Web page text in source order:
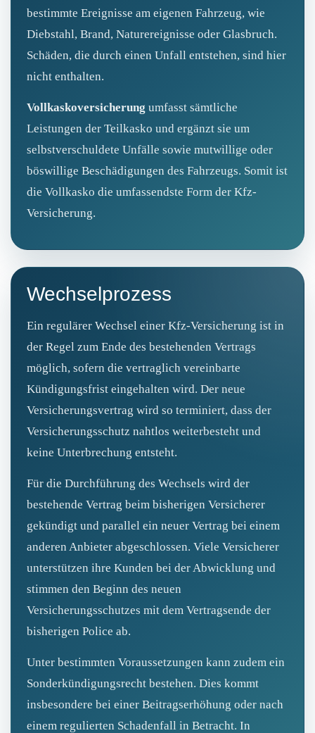
bestimmte Ereignisse am eigenen Fahrzeug, wie
Diebstahl, Brand, Naturereignisse oder Glasbruch.
Schäden, die durch einen Unfall entstehen, sind hier
nicht enthalten.
Vollkaskoversicherung umfasst sämtliche
Leistungen der Teilkasko und ergänzt sie um
selbstverschuldete Unfälle sowie mutwillige oder
böswillige Beschädigungen des Fahrzeugs. Somit ist
die Vollkasko die umfassendste Form der Kfz-
Versicherung.
Wechselprozess
Ein regulärer Wechsel einer Kfz-Versicherung ist in
der Regel zum Ende des bestehenden Vertrags
möglich, sofern die vertraglich vereinbarte
Kündigungsfrist eingehalten wird. Der neue
Versicherungsvertrag wird so terminiert, dass der
Versicherungsschutz nahtlos weiterbesteht und
keine Unterbrechung entsteht.
Für die Durchführung des Wechsels wird der
bestehende Vertrag beim bisherigen Versicherer
gekündigt und parallel ein neuer Vertrag bei einem
anderen Anbieter abgeschlossen. Viele Versicherer
unterstützen ihre Kunden bei der Abwicklung und
stimmen den Beginn des neuen
Versicherungsschutzes mit dem Vertragsende der
bisherigen Police ab.
Unter bestimmten Voraussetzungen kann zudem ein
Sonderkündigungsrecht bestehen. Dies kommt
insbesondere bei einer Beitragserhöhung oder nach
einem regulierten Schadenfall in Betracht. In